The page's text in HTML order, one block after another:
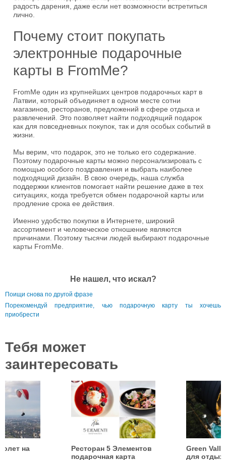
радость дарения, даже если нет возможности встретиться
лично.
Почему стоит покупать
электронные подарочные
карты в FromMe?
FromMe один из крупнейших центров подарочных карт в
Латвии, который объединяет в одном месте сотни
магазинов, ресторанов, предложений в сфере отдыха и
развлечений. Это позволяет найти подходящий подарок
как для повседневных покупок, так и для особых событий в
жизни.
Мы верим, что подарок, это не только его содержание.
Поэтому подарочные карты можно персонализировать с
помощью особого поздравления и выбрать наиболее
подходящий дизайн. В свою очередь, наша служба
поддержки клиентов помогает найти решение даже в тех
ситуациях, когда требуется обмен подарочной карты или
продление срока ее действия.
Именно удобство покупки в Интернете, широкий
ассортимент и человеческое отношение являются
причинами. Поэтому тысячи людей выбирают подарочные
карты FromMe.
Не нашел, что искал?
Поищи снова по другой фразе
Порекомендуй предприятие, чью подарочную карту ты хочешь
приобрести
Тебя может
заинтересовать
на
Ресторан 5 Элементов
подарочная карта
Green
для